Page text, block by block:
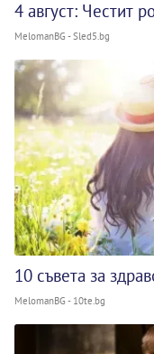
4 август: Честит
MelomanBG - Sled5.bg
10 съвета за
MelomanBG - 10te.bg